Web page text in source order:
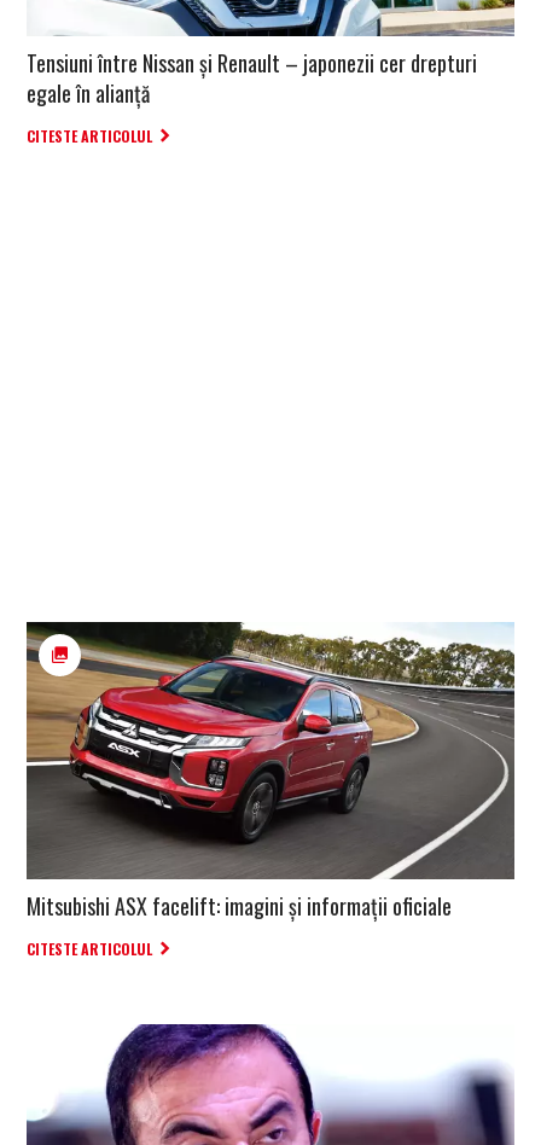
Tensiuni între Nissan și Renault – japonezii cer drepturi
egale în alianță
CITESTE ARTICOLUL
Mitsubishi ASX facelift: imagini și informații oficiale
CITESTE ARTICOLUL